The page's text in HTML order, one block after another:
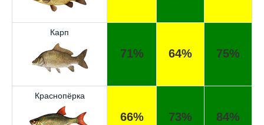
Карп
71% 64% 75%
Краснопёрка
66% 73% 84%